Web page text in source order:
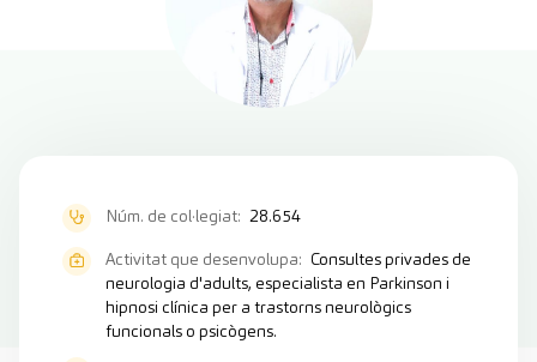
Núm. de col·legiat: 28.654
Activitat que desenvolupa: Consultes privades de
neurologia d'adults, especialista en Parkinson i
hipnosi clínica per a trastorns neurològics
funcionals o psicògens.